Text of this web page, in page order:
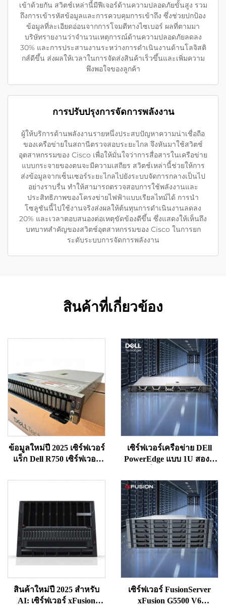
เข้าด้วยกัน สวิตช์เหล่านี้มีฟีเจอร์ด้านความปลอดภัยขั้นสูง รวม
ถึงการเข้ารหัสข้อมูลและการควบคุมการเข้าถึง ซึ่งช่วยปกป้อง
ข้อมูลที่ละเอียดอ่อนจากการโจมตีทางไซเบอร์ ผลที่ตามมา
บริษัทรายงานว่าจำนวนเหตุการณ์ด้านความปลอดภัยลดลง
30% และการประสานงานระหว่างการดำเนินงานด้านโลจิสติ
กส์ดีขึ้น ส่งผลให้เวลาในการจัดส่งสินค้าเร็วขึ้นและเพิ่มความ
พึงพอใจของลูกค้า
การปรับปรุงการจัดการพลังงาน
ผู้ให้บริการด้านพลังงานรายหนึ่งประสบปัญหาความน่าเชื่อถือ
ของเครือข่ายในสถานีตรวจสอบระยะไกล จึงหันมาใช้สวิตช์
อุตสาหกรรมของ Cisco เพื่อให้มั่นใจว่าการสื่อสารในเครือข่าย
แบบกระจายของตนจะมีความเสถียร สวิตช์เหล่านี้ช่วยให้การ
ส่งข้อมูลจากเซ็นเซอร์ระยะไกลไปยังระบบจัดการกลางเป็นไป
อย่างราบรื่น ทำให้สามารถตรวจสอบการใช้พลังงานและ
ประสิทธิภาพของโครงข่ายไฟฟ้าแบบเรียลไทม์ได้ การนำ
โซลูชันนี้ไปใช้งานจริงส่งผลให้ต้นทุนการดำเนินงานลดลง
20% และเวลาตอบสนองต่อเหตุขัดข้องดีขึ้น ซึ่งแสดงให้เห็นถึง
บทบาทสำคัญของสวิตช์อุตสาหกรรมของ Cisco ในการยก
ระดับระบบการจัดการพลังงาน
สินค้าที่เกี่ยวข้อง
ข้อมูลใหม่ปี 2025 เซิร์ฟเวอร์
แร็ก Dell R750 เซิร์ฟเวอร์
เซิร์ฟเวอร์เครือข่าย DEll
PowerEdge แบบ 1U สองซ็
R660XS ที่กำลังได้รับความ
นิยมสูง (Hot Selling) —
เซิร์ฟเวอร์แบบ Enterprise
Rack Server รุ่น PowerEdge
R660XS
สินค้าใหม่ปี 2025 สำหรับ
AI: เซิร์ฟเวอร์ xFusion
เซิร์ฟเวอร์ FusionServer
xFusion G5500 V6